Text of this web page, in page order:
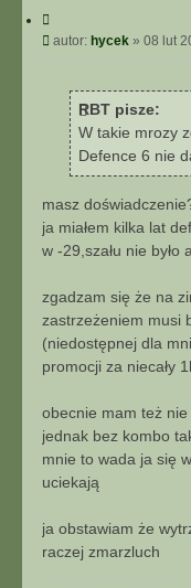
yPautor: hycek » 08 lut
RBT pisze:
W takie mrozy
Defence 6 nie
masz
ja miałem kilka lat
w -29,szału nie było
zgadzam się że na
zastrzeżeniem musi
(niedostępnej dla
promocji za niecały
obecnie mam też
jednak bez kombo
mnie to wada ja się
uciekają
ja obstawiam że
raczej zmarzluch